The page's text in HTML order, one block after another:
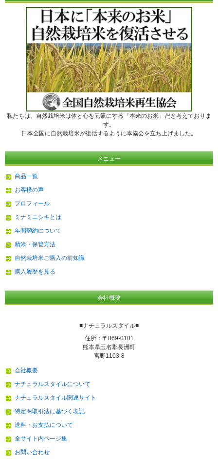
私たちは、自然栽培米は体と心を元氣にする「本来のお米」だと考えておりま
す。
日本全国に自然栽培米が復活するように本協会を立ち上げました。
メニュー
商品一覧
お客様の声
プロフィール
ミナミニシキとは
年間契約について
精米・保管方法
自然栽培米ご購入の前知識
購入履歴を見る
会社概要
■ナチュラルスタイル■
住所：〒869-0101
熊本県玉名郡長洲町
宮野1103-8
会社概要
ナチュラルスタイルについて
ナチュラルスタイル関連サイト
特定商取引法に基づく表記
送料・お支払について
全サイト内ページ集
お問い合わせ